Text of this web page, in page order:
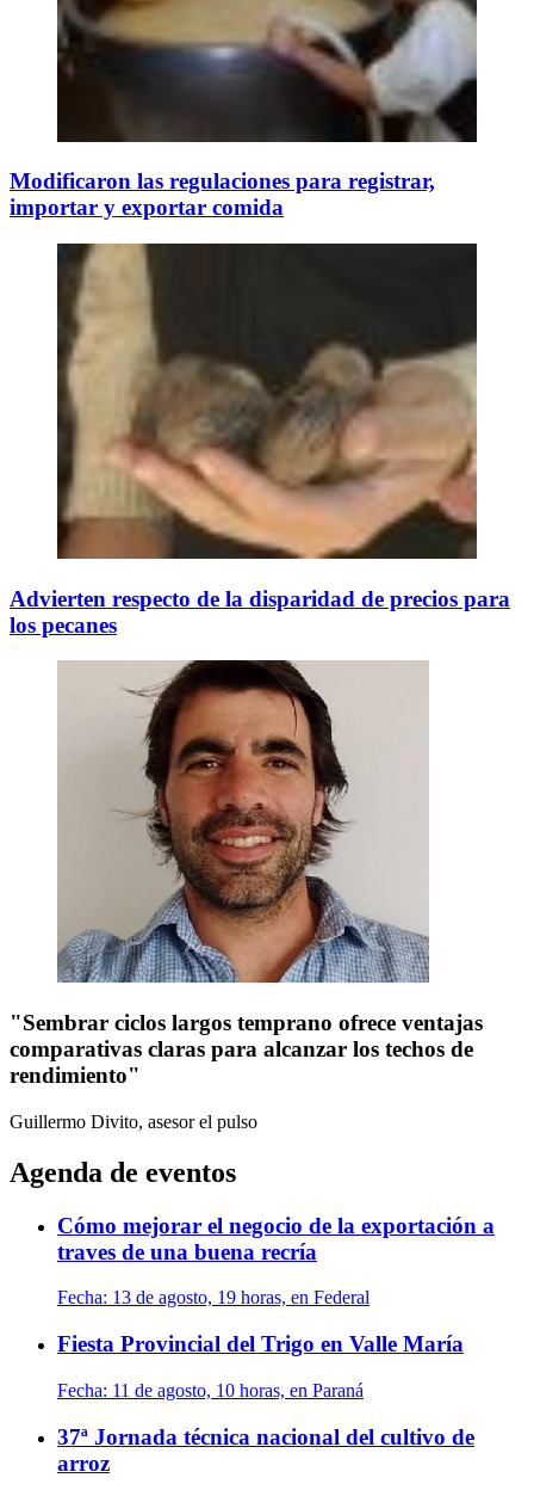
Modificaron las regulaciones para registrar,
importar y exportar comida
Advierten respecto de la disparidad de precios para
los pecanes
"Sembrar ciclos largos temprano ofrece ventajas
comparativas claras para alcanzar los techos de
rendimiento"
Guillermo Divito, asesor el pulso
Agenda de eventos
Cómo mejorar el negocio de la exportación a
traves de una buena recría
Fecha: 13 de agosto, 19 horas, en Federal
Fiesta Provincial del Trigo en Valle María
Fecha: 11 de agosto, 10 horas, en Paraná
37ª Jornada técnica nacional del cultivo de
arroz